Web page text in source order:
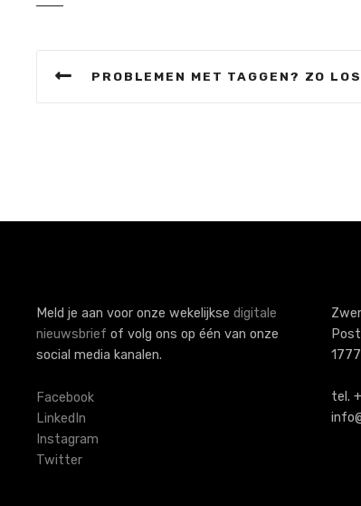
h
a
v
i
g
a
PROBLEMEN MET TAGGEN? ZO LOS JE HET
Meld je aan voor onze wekelijkse digitale
nieuwsbrief of volg ons op één van onze
social media kanalen.
Facebook
LinkedIn
Instagram
Twitter
tel.